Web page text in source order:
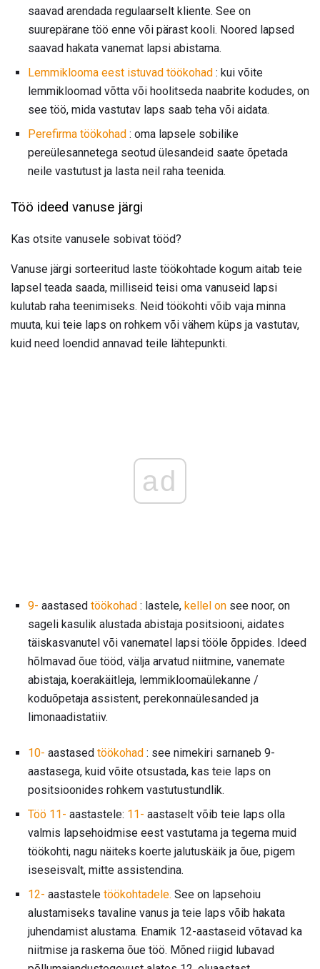
saavad arendada regulaarselt kliente. See on
suurepärane töö enne või pärast kooli. Noored lapsed
saavad hakata vanemat lapsi abistama.
Lemmiklooma eest istuvad töökohad : kui võite
lemmikloomad võtta või hoolitseda naabrite kodudes, on
see töö, mida vastutav laps saab teha või aidata.
Perefirma töökohad : oma lapsele sobilike
pereülesannetega seotud ülesandeid saate õpetada
neile vastutust ja lasta neil raha teenida.
Töö ideed vanuse järgi
Kas otsite vanusele sobivat tööd?
Vanuse järgi sorteeritud laste töökohtade kogum aitab teie
lapsel teada saada, milliseid teisi oma vanuseid lapsi
kulutab raha teenimiseks. Neid töökohti võib vaja minna
muuta, kui teie laps on rohkem või vähem küps ja vastutav,
kuid need loendid annavad teile lähtepunkti.
ad
9- aastased töökohad : lastele, kellel on see noor, on
sageli kasulik alustada abistaja positsiooni, aidates
täiskasvanutel või vanematel lapsi tööle õppides. Ideed
hõlmavad õue tööd, välja arvatud niitmine, vanemate
abistaja, koerakäitleja, lemmikloomaülekanne /
koduõpetaja assistent, perekonnaülesanded ja
limonaadistatiiv.
10- aastased töökohad : see nimekiri sarnaneb 9-
aastasega, kuid võite otsustada, kas teie laps on
positsioonides rohkem vastutustundlik.
Töö 11- aastastele: 11- aastaselt võib teie laps olla
valmis lapsehoidmise eest vastutama ja tegema muid
töökohti, nagu näiteks koerte jalutuskäik ja õue, pigem
iseseisvalt, mitte assistendina.
12- aastastele töökohtadele. See on lapsehoiu
alustamiseks tavaline vanus ja teie laps võib hakata
juhendamist alustama. Enamik 12-aastaseid võtavad ka
niitmise ja raskema õue töö. Mõned riigid lubavad